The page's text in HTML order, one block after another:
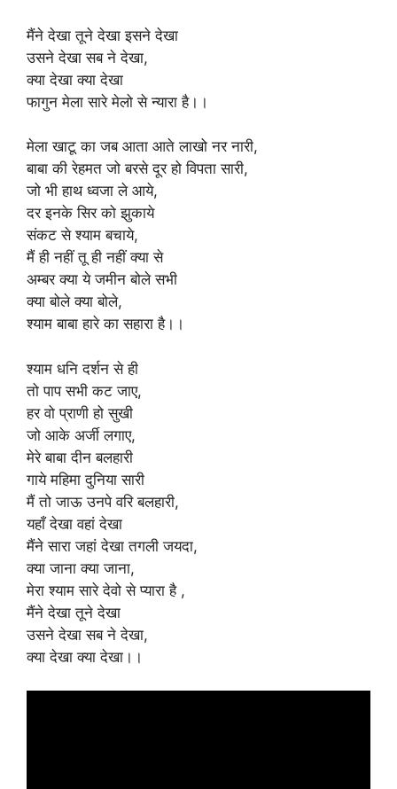
मैंने देखा तूने देखा इसने देखा
उसने देखा सब ने देखा,
क्या देखा क्या देखा
फागुन मेला सारे मेलो से न्यारा है।।
मेला खाटू का जब आता आते लाखो नर नारी,
बाबा की रेहमत जो बरसे दूर हो विपता सारी,
जो भी हाथ ध्वजा ले आये,
दर इनके सिर को झुकाये
संकट से श्याम बचाये,
मैं ही नहीं तू ही नहीं क्या से
अम्बर क्या ये जमीन बोले सभी
क्या बोले क्या बोले,
श्याम बाबा हारे का सहारा है।।
श्याम धनि दर्शन से ही
तो पाप सभी कट जाए,
हर वो प्राणी हो सुखी
जो आके अर्जी लगाए,
मेरे बाबा दीन बलहारी
गाये महिमा दुनिया सारी
मैं तो जाऊ उनपे वरि बलहारी,
यहाँ देखा वहां देखा
मैंने सारा जहां देखा तगली जयदा,
क्या जाना क्या जाना,
मेरा श्याम सारे देवो से प्यारा है ,
मैंने देखा तूने देखा
उसने देखा सब ने देखा,
क्या देखा क्या देखा।।